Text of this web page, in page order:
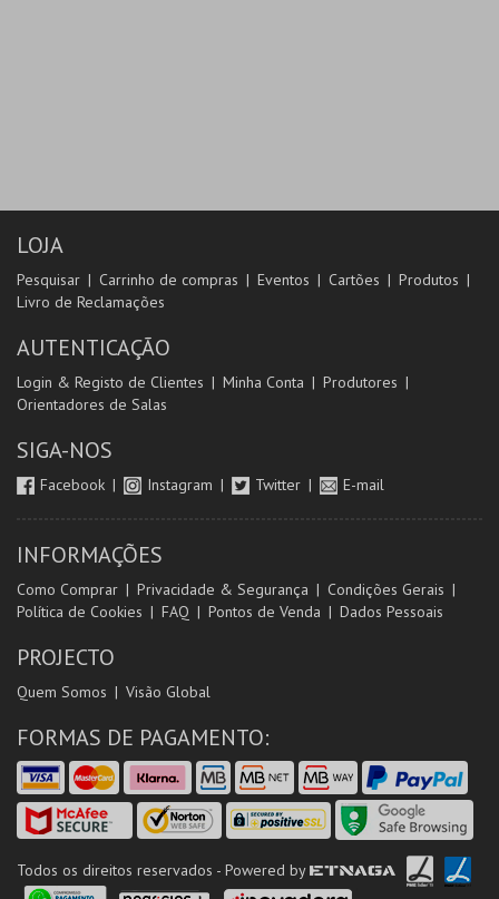
LOJA
Pesquisar Carrinho de compras Eventos Cartões
Produtos
Livro de Reclamações
AUTENTICAÇÃO
Login & Registo de Clientes Minha Conta
Produtores
Orientadores de Salas
SIGA-NOS
Facebook Instagram Twitter E-mail
INFORMAÇÕES
Como Comprar Privacidade & Segurança
Condições Gerais
Política de Cookies
FAQ Pontos de Venda Dados Pessoais
PROJECTO
Quem Somos Visão Global
FORMAS DE PAGAMENTO:
Todos os direitos reservados - Powered by ETNAGA